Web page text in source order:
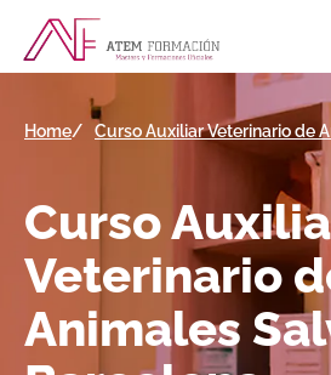
Home Curso Auxiliar Veterinario de
Curso
Veterinario
Animales